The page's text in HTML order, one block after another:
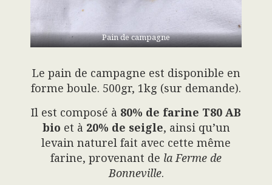
Pain de campagne
Le pain de campagne est disponible en
forme boule. 500gr, 1kg (sur demande).
Il est composé à 80% de farine T80 AB
bio et à20% de seigle, ainsi qu’un
levain naturel fait avec cette même
farine, provenant de la Ferme de
Bonneville.